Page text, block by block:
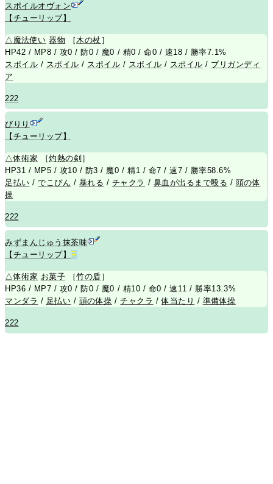
スポイルオヴォン
【チューリップ】
△ 魔法使い 器物 ［ 木の杖 ］
HP42 / MP8 / 攻0 / 防0 / 魔0 / 精0 / 命0 / 速18 / 勝率7.1%
スポイル / スポイル / スポイル / スポイル / スポイル / ブリガンディ
ア
222
びりり
【チューリップ】
△体術家 ［灼熱の剣 ］
HP31 / MP5 / 攻10 / 防3 / 魔0 / 精1 / 命7 / 速7 / 勝率58.6%
足払い /でこぴん / 暴れる / チャクラ / 鼻血が出るまで殴る / 頭の体
操
222
みずまんじゅう抹茶味
【チューリップ】 R
△体術家 お菓子 ［竹の盾 ］
HP36 / MP7 / 攻0 / 防0 / 魔0 / 精10 / 命0 / 速11 / 勝率13.3%
マンダラ / 足払い / 頭の体操 /チャクラ /体当たり / 準備体操
222